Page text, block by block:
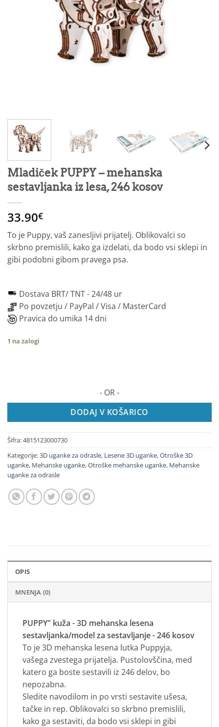
Mladiček PUPPY – mehanska
sestavljanka iz lesa, 246 kosov
33.90€
To je Puppy, vaš zanesljivi prijatelj. Oblikovalci so
skrbno premislili, kako ga izdelati, da bodo vsi sklepi in
gibi podobni gibom pravega psa.
Dostava BRT/ TNT -24/48 ur
Po povzetju / PayPal / Visa / MasterCard
Pravica do umika 14 dni
1 na zalogi
- OR -
DODAJ V KOŠARICO
Šifra:4815123000730
Kategorije:3D uganke za odrasle, Lesene 3D uganke,Otroške 3D
uganke, Mehanske uganke,Otroške mehanske uganke, Mehanske
uganke za odrasle
OPIS
MNENJA (0)
PUPPY" kuža - 3D mehanska lesena
sestavljanka/model za sestavljanje - 246 kosov
To je 3D mehanska lesena lutka Puppyja,
vašega zvestega prijatelja. Pustolovščina, med
katero ga boste sestavili iz 246 delov, bo
nepozabna.
Sledite navodilom in po vrsti sestavite ušesa,
tačke in rep. Oblikovalci so skrbno premislili,
kako ga sestaviti, da bodo vsi sklepi in gibi